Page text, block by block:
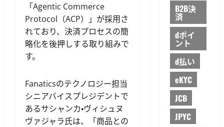
「Agentic Commerce
Protocol（ACP）」が採用さ
れており、決済プロセスの簡
略化を後押しする取り組みで
す。
Fanaticsのテクノロジー担当
シニアバイスプレジデントで
あるサシャンカ・ヴィシュヌ
ヴァジャラ氏は、「商品との
B2B決
済
dポイ
ント
d払い
eKYC
JCB
JPYC